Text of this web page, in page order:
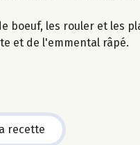
boeuf, les rouler et les
et de l'emmental râpé.
recette